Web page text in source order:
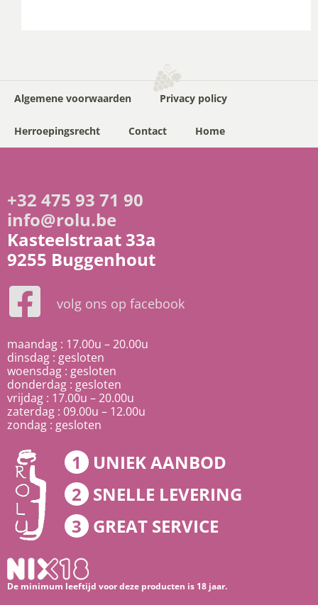
Algemene voorwaarden Privacy policy
Herroepingsrecht Contact Home
+32 475 93 71 90
info@rolu.be
Kasteelstraat 33a
9255 Buggenhout
volg ons op facebook
maandag : 17.00u – 20.00u
dinsdag : gesloten
woensdag : gesloten
donderdag : gesloten
vrijdag : 17.00u – 20.00u
zaterdag : 09.00u – 12.00u
zondag : gesloten
1
UNIEK AANBOD
2 SNELLE LEVERING
3 GREAT SERVICE
De minimum leeftijd voor deze producten is 18 jaar.